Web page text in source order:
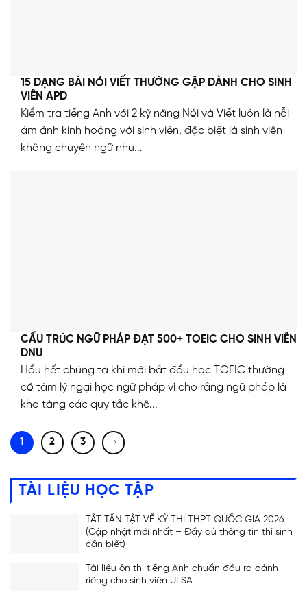
15 DẠNG BÀI NÓI VIẾT THƯỜNG GẶP DÀNH CHO SINH
VIÊN APD
Kiểm tra tiếng Anh với 2 kỹ năng Nói và Viết luôn là nỗi
ám ảnh kinh hoàng với sinh viên, đặc biệt là sinh viên
không chuyên ngữ như...
CẤU TRÚC NGỮ PHÁP ĐẠT 500+ TOEIC CHO SINH VIÊN
DNU
Hầu hết chúng ta khi mới bắt đầu học TOEIC thường
có tâm lý ngại học ngữ pháp vì cho rằng ngữ pháp là
kho tàng các quy tắc khô...
1 2 3
TÀI LIỆU HỌC TẬP
TẤT TẦN TẬT VỀ KỲ THI THPT QUỐC GIA 2026
(Cập nhật mới nhất – Đầy đủ thông tin thí sinh
cần biết)
Tài liệu ôn thi tiếng Anh chuẩn đầu ra dành
riêng cho sinh viên ULSA